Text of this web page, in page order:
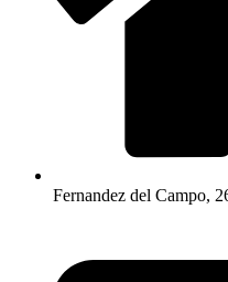
Fernandez del Campo,